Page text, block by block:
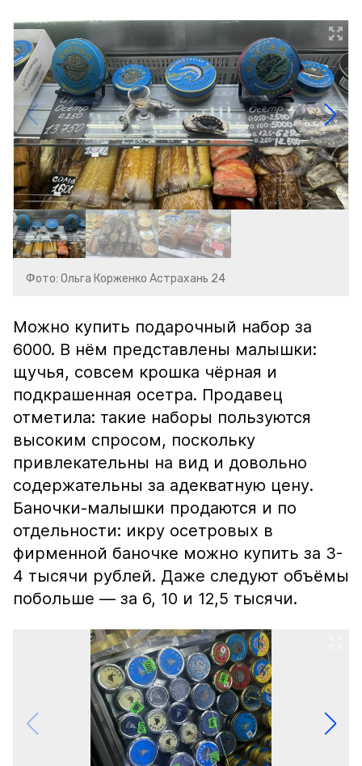
Фото: Ольга Корженко Астрахань 24
Можно купить подарочный набор за
6000. В нём представлены малышки:
щучья, совсем крошка чёрная и
подкрашенная осетра. Продавец
отметила: такие наборы пользуются
высоким спросом, поскольку
привлекательны на вид и довольно
содержательны за адекватную цену.
Баночки-малышки продаются и по
отдельности: икру осетровых в
фирменной баночке можно купить за 3-
4 тысячи рублей. Даже следуют объёмы
побольше — за 6, 10 и 12,5 тысячи.